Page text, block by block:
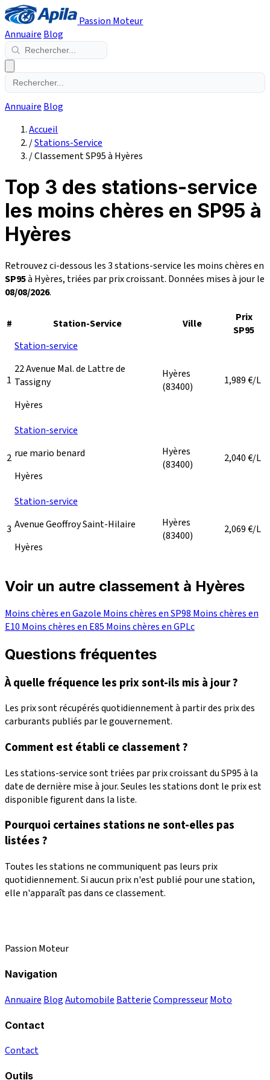
Passion Moteur
Annuaire Blog
Annuaire Blog
Accueil
/Stations-Service
/Classement SP95 à Hyères
Top 3 des stations-service
les moins chères en SP95 à
Hyères
Retrouvez ci-dessous les 3 stations-service les moins chères en
SP95à Hyères, triées par prix croissant. Données mises à jour le
08/08/2026.
# Station-Service Ville
Prix
SP95
1
Station-service
22 Avenue Mal. de Lattre de
Tassigny
Hyères
Hyères
(83400)
1,989€/L
2
Station-service
rue mario benard
Hyères
Hyères
(83400)
2,040€/L
3
Station-service
Avenue Geoffroy Saint-Hilaire
Hyères
Hyères
(83400)
2,069€/L
Voir un autre classement à Hyères
Moins chères en Gazole Moins chères en SP98 Moins chères en
E10 Moins chères en E85 Moins chères en GPLc
Questions fréquentes
À quelle fréquence les prix sont-ils mis à jour ?
Les prix sont récupérés quotidiennement à partir des prix des
carburants publiés par le gouvernement.
Comment est établi ce classement ?
Les stations-service sont triées par prix croissant du SP95 à la
date de dernière mise à jour. Seules les stations dont le prix est
disponible figurent dans la liste.
Pourquoi certaines stations ne sont-elles pas
listées ?
Toutes les stations ne communiquent pas leurs prix
quotidiennement. Si aucun prix n'est publié pour une station,
elle n'apparaît pas dans ce classement.
Passion Moteur
Navigation
Annuaire BlogAutomobile BatterieCompresseurMoto
Contact
Contact
Outils